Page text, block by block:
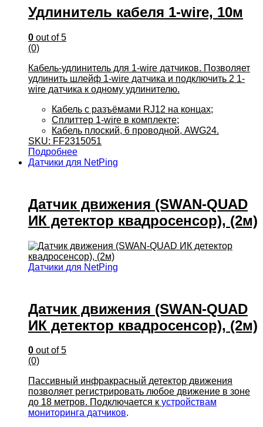
Удлинитель кабеля 1-wire, 10м
0 out of 5
(0)
Кабель-удлинитель для 1-wire датчиков. Позволяет
удлинить шлейф 1-wire датчика и подключить 2 1-
wire датчика к одному удлинителю.
Кабель с разъёмами RJ12 на концах;
Сплиттер 1-wire в комплекте;
Кабель плоский, 6 проводной, AWG24.
SKU: FF2315051
Подробнее
Датчики для NetPing
Датчик движения (SWAN-QUAD
ИК детектор квадросенсор), (2м)
Датчики для NetPing
Датчик движения (SWAN-QUAD
ИК детектор квадросенсор), (2м)
0 out of 5
(0)
Пассивный инфракрасный детектор движения
позволяет регистрировать любое движение в зоне
до 18 метров. Подключается к устройствам
мониторинга датчиков.